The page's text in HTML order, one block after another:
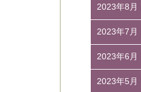
2023年8月
2023年7月
2023年6月
2023年5月